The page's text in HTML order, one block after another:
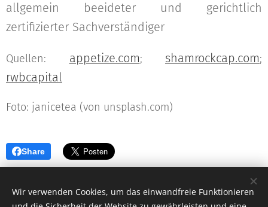
allgemein beeideter und gerichtlich
zertifizierter Sachverständiger
Quellen: appetize.com; shamrockcap.com;
rwbcapital
Foto: janicetea (von unsplash.com)
Share
Wir verwenden Cookies, um das einwandfreie Funktionieren